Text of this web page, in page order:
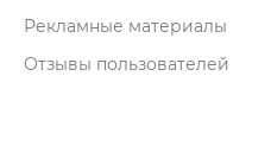
Рекламные материалы
Отзывы пользователей